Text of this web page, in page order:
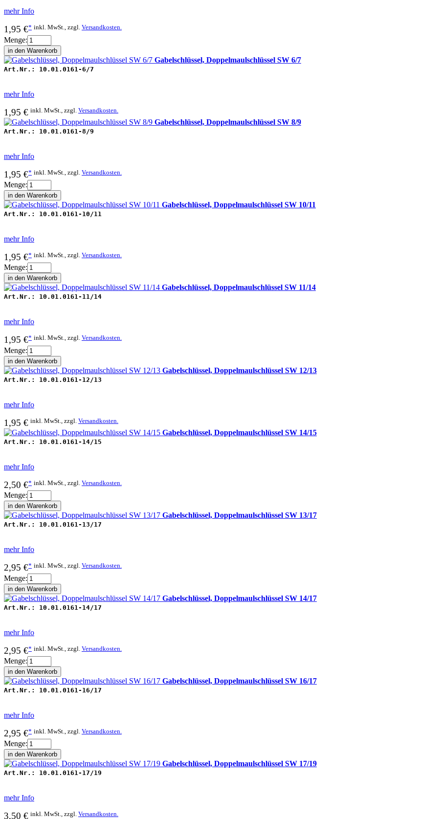
mehr Info
1,95 €* inkl. MwSt., zzgl. Versandkosten.
Menge:
Gabelschlüssel, Doppelmaulschlüssel SW 6/7
Art.Nr.: 10.01.0161-6/7
mehr Info
1,95 € inkl. MwSt., zzgl. Versandkosten.
Gabelschlüssel, Doppelmaulschlüssel SW 8/9
Art.Nr.: 10.01.0161-8/9
mehr Info
1,95 €* inkl. MwSt., zzgl. Versandkosten.
Menge:
Gabelschlüssel, Doppelmaulschlüssel SW 10/11
Art.Nr.: 10.01.0161-10/11
mehr Info
1,95 €* inkl. MwSt., zzgl. Versandkosten.
Menge:
Gabelschlüssel, Doppelmaulschlüssel SW 11/14
Art.Nr.: 10.01.0161-11/14
mehr Info
1,95 €* inkl. MwSt., zzgl. Versandkosten.
Menge:
Gabelschlüssel, Doppelmaulschlüssel SW 12/13
Art.Nr.: 10.01.0161-12/13
mehr Info
1,95 € inkl. MwSt., zzgl. Versandkosten.
Gabelschlüssel, Doppelmaulschlüssel SW 14/15
Art.Nr.: 10.01.0161-14/15
mehr Info
2,50 €* inkl. MwSt., zzgl. Versandkosten.
Menge:
Gabelschlüssel, Doppelmaulschlüssel SW 13/17
Art.Nr.: 10.01.0161-13/17
mehr Info
2,95 €* inkl. MwSt., zzgl. Versandkosten.
Menge:
Gabelschlüssel, Doppelmaulschlüssel SW 14/17
Art.Nr.: 10.01.0161-14/17
mehr Info
2,95 €* inkl. MwSt., zzgl. Versandkosten.
Menge:
Gabelschlüssel, Doppelmaulschlüssel SW 16/17
Art.Nr.: 10.01.0161-16/17
mehr Info
2,95 €* inkl. MwSt., zzgl. Versandkosten.
Menge:
Gabelschlüssel, Doppelmaulschlüssel SW 17/19
Art.Nr.: 10.01.0161-17/19
mehr Info
3,50 € inkl. MwSt., zzgl. Versandkosten.